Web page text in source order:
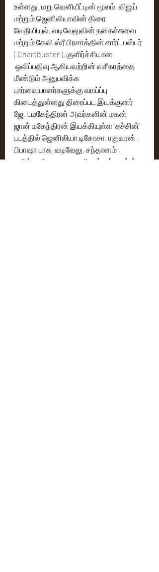
உள்ளது. மறு வெளியீட்டின் மூலம், விஜய்
மற்றும் ஜெனிலியாவின் திரை
வேதியியல், வடிவேலுவின் நகைச்சுவை
மற்றும் தேவி ஸ்ரீ பிரசாத்தின் சார்ட் பஸ்டர்
( Chartbuster ), குளிர்ச்சியான
ஒலிப்பதிவு ஆகியவற்றின் வசீகரத்தை
மீண்டும் அனுபவிக்க
பார்வையாளர்களுக்கு வாய்ப்பு
கிடைத்துள்ளது திரைப்பட இயக்குனர்
ஜே. Lமகேந்திரன் அவர்களின் மகன்
ஜான் மகேந்திரன் இயக்கியுள்ள 'சச்சின்'
படத்தில் ஜெனிலியா டிசோசா, ரகுவரன் ,
பிபாஷா பாசு, வடிவேலு, சந்தானம் ,
மயில்சாமி, தாடி பாலாஜி ,மற்றும்  சாம்ஸ்